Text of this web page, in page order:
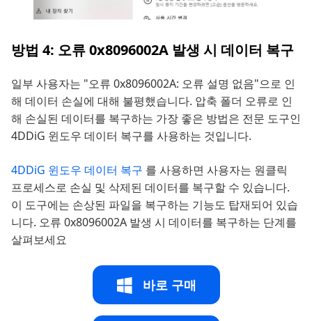
방법 4: 오류 0x8096002A 발생 시 데이터 복구
일부 사용자는 "오류 0x8096002A: 오류 설명 없음"으로 인
해 데이터 손실에 대해 불평했습니다. 압축 폴더 오류로 인
해 손실된 데이터를 복구하는 가장 좋은 방법은 전문 도구인
4DDiG 윈도우 데이터 복구를 사용하는 것입니다.
4DDiG 윈도우 데이터 복구 를 사용하면 사용자는 원클릭
프로세스로 손실 및 삭제된 데이터를 복구할 수 있습니다.
이 도구에는 손상된 파일을 복구하는 기능도 탑재되어 있습
니다. 오류 0x8096002A 발생 시 데이터를 복구하는 단계를
살펴보세요
바로 구매